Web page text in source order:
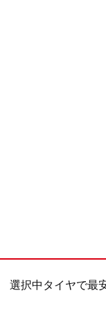
選択中タイヤで最